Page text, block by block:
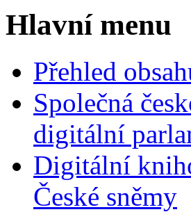
Hlavní menu
Přehled
Společná
digitální
Digitální
České sněmy